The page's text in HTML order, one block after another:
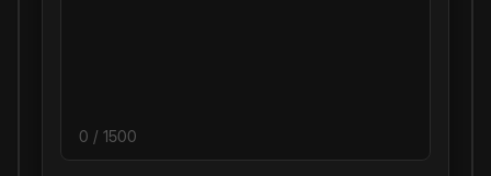
0 / 1500